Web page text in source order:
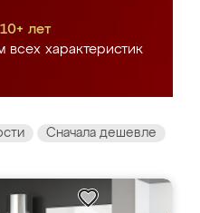
лет
всех характеристик
Сначала дешевле